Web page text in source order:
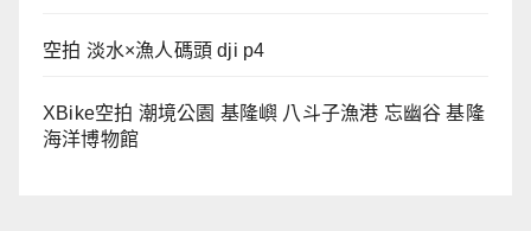
空拍 淡水×漁人碼頭 dji p4
XBike空拍 潮境公園 基隆嶼 八斗子漁港 忘幽谷 基隆
海洋博物館